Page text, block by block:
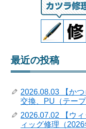
最近の投稿
2026.08.03 【か
交換、PU（テー
2026.07.02 【ウ
ィッグ修理（2026